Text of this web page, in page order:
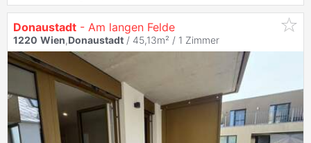
Donaustadt - Am langen Felde
1220 Wien,Donaustadt / 45,13m² / 1 Zimmer